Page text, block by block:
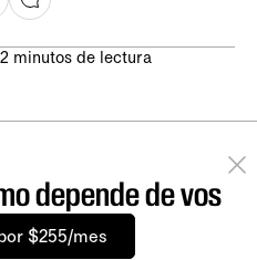
2 minutos de lectura
depende de vos
$255/mes